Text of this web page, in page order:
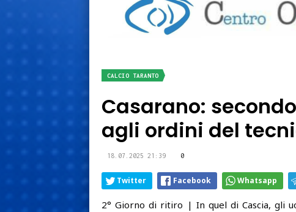
CALCIO TARANTO
Casarano:
agli ordini del
18.07.2025 21:39 0
Twitter Facebook Whatsapp
2° Giorno di ritiro | In quel di Cascia, gli